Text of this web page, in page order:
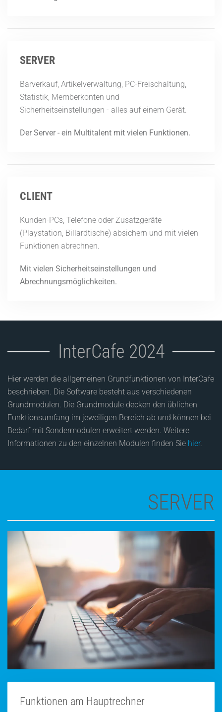
SERVER
Barverkauf, Artikelverwaltung, PC-Freischaltung,
Statistik, Memberkonten und
Sicherheitseinstellungen - alles auf einem Gerät.
Der Server - ein Multitalent mit vielen Funktionen.
CLIENT
Kunden-PCs, Telefone oder Zusatzgeräte
(Playstation, Billardtische) absichern und mit vielen
Funktionen abrechnen.
Mit vielen Sicherheitseinstellungen und
Abrechnungsmöglichkeiten.
InterCafe 2024
Hier werden die allgemeinen Grundfunktionen von InterCafe
beschrieben. Die Software besteht aus verschiedenen
Grundmodulen. Die Grundmodule decken den üblichen
Funktionsumfang im jeweiligen Bereich ab und können bei
Bedarf mit Sondermodulen erweitert werden. Weitere
Informationen zu den einzelnen Modulen finden Sie hier.
SERVER
Funktionen am Hauptrechner